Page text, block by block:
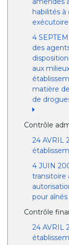
habilités
exécutoire
4
des
aux
matière
de
Contrôle
24 AVRIL
4 JUIN
transitoire
pour aînés
Contrôle
24 AVRIL